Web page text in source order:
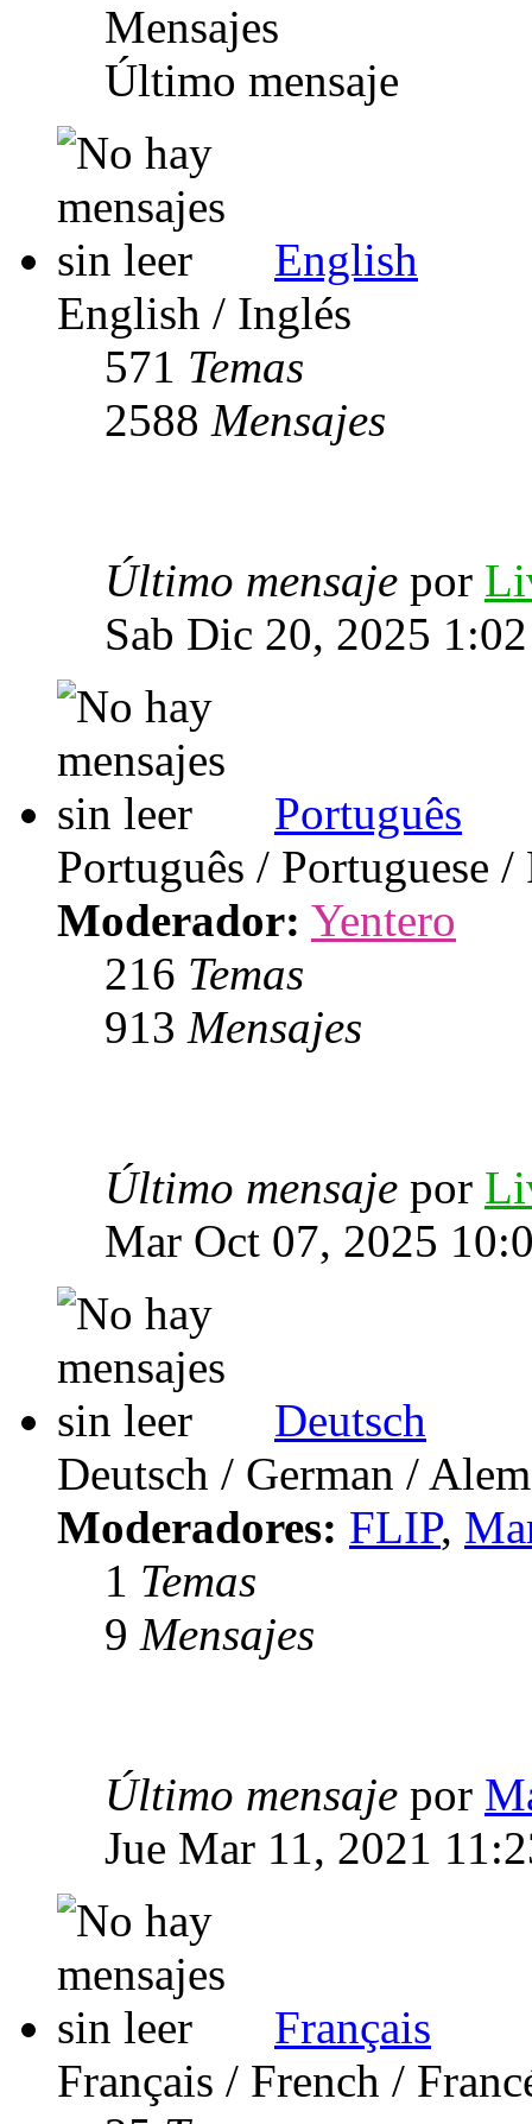
Mensajes
Último mensaje
English
English / Inglés
571 Temas
2588 Mensajes
Último mensaje por
Sab Dic 20, 2025
Português
Português / Portuguese /
Moderador: Yentero
216 Temas
913 Mensajes
Último mensaje por
Mar Oct 07, 2025
Deutsch
Deutsch / German /
Moderadores: FLIP,
1 Temas
9 Mensajes
Último mensaje por
Jue Mar 11, 2021
Français
Français / French /